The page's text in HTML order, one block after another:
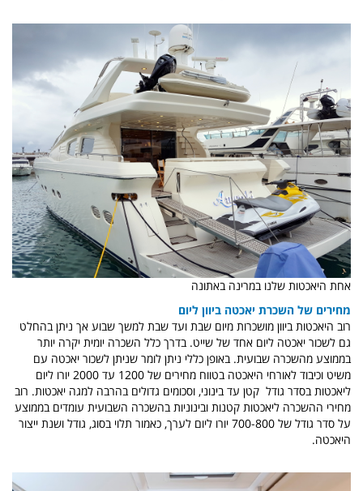
אחת היאכטות שלנו במרינה באתונה
מחירים של השכרת יאכטה ביוון ליום
רוב היאכטות ביוון מושכרות מיום שבת ועד שבת למשך שבוע אך ניתן בהחלט
גם לשכור יאכטה ליום אחד של שייט. בדרך כלל השכרה יומית יקרה יותר
בממוצע מהשכרה שבועית. באופן כללי ניתן לומר שניתן לשכור יאכטה עם
משיט וכיבוד לאורחי היאכטה בטווח מחירים של 1200 עד 2000 יורו ליום
ליאכטות בסדר גודל קטן עד בינוני, וסכומים גדולים בהרבה למגה יאכטות. רוב
מחירי ההשכרה ליאכטות קטנות ובינוניות בהשכרה השבועית עומדים בממוצע
על סדר גודל של 700-800 יורו ליום לערך, כאמור תלוי בסוג, גודל ושנת ייצור
היאכטה.